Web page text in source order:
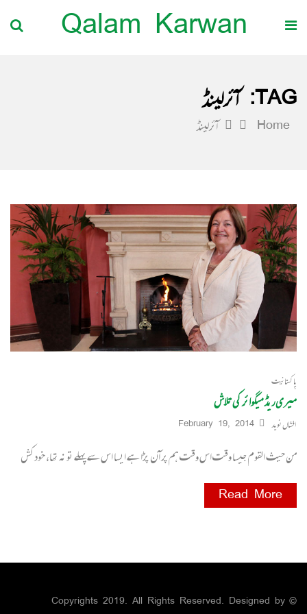
Qalam Karwan
TAG: آئرلینڈ
Home آئرلینڈ
پاکستانیت
میری ریڈ میگوائر کی تلاش
افشاں نوید February 19, 2014
من حیث القوم جیسا وقت اس وقت ہم پر آن پڑا ہے ایسا اس سے پہلے تو نہ تھا، خودکش
Read More
© Copyrights 2019. All Rights Reserved. Designed by